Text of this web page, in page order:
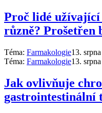
Proč lidé
různě? Prošetřen
Téma: Farmakologie13.
Téma: Farmakologie13.
Jak ovlivňuje
gastrointestinální